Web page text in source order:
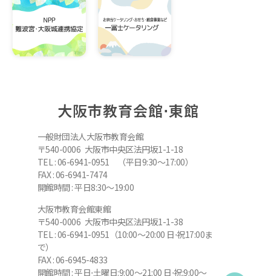
大阪市教育会館⋅東館
一般財団法人大阪市教育会館
〒540-0006 大阪市中央区法円坂1-1-18
TEL : 06-6941-0951 （平日9:30～17:00）
FAX : 06-6941-7474
開館時間 : 平日8:30～19:00
大阪市教育会館東館
〒540-0006 大阪市中央区法円坂1-1-38
TEL : 06-6941-0951（10:00～20:00 日⋅祝17:00ま
で）
FAX : 06-6945-4833
開館時間 : 平日⋅土曜日:9:00～21:00 日⋅祝:9:00～